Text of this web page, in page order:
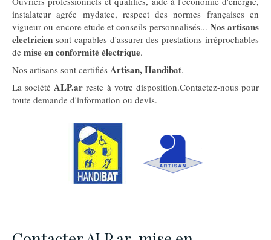
instalateur agrée mydatec, respect des normes françaises en
vigueur ou encore etude et conseils personnalisés... Nos artisans
electricien sont capables d'assurer des prestations irréprochables
de mise en conformité électrique.
Nos artisans sont certifiés Artisan, Handibat.
La sociétéALP.ar reste à votre disposition.Contactez-nous pour
toute demande d'information ou devis.